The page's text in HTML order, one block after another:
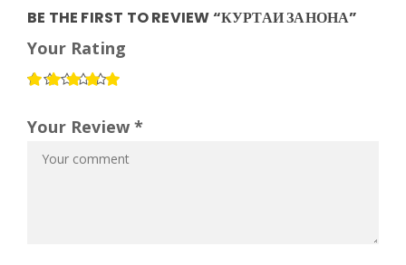
BE THE FIRST TO REVIEW “КУРТАИ ЗАНОНА”
Your Rating
Your Review *